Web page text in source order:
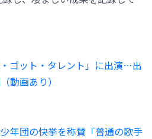
ゴット・タレント」に出演…出
動画あり）
年団の快挙を称賛「普通の歌手